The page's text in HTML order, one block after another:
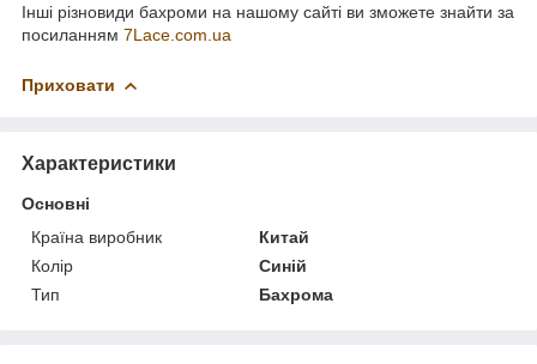
Інші різновиди бахроми на нашому сайті ви зможете знайти за
посиланням 7Lace.com.ua
Приховати
Характеристики
Основні
Країна виробник
Китай
Колір
Синій
Тип
Бахрома